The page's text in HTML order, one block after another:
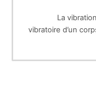
La
vibratoire d’un